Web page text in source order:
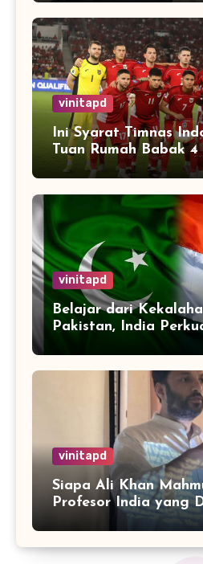
vinitapd
Ini Syarat Timnas
Tuan Rumah Babak
Piala Dunia 2026
vinitapd
Belajar dari
Pakistan, India
vinitapd
Siapa Ali Khan
Profesor India yang
karena Kritik Operasi